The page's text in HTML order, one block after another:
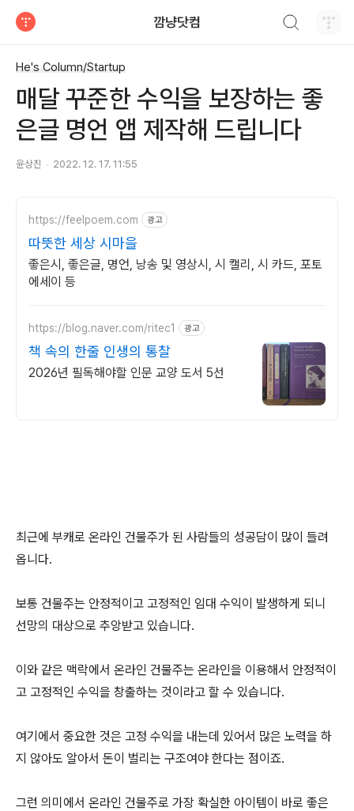
깜냥닷컴
He's Column/Startup
매달 꾸준한 수익을 보장하는 좋
은글 명언 앱 제작해 드립니다
윤상진 2022. 12. 17. 11:55
https://feelpoem.com 광고
따뜻한 세상 시마을
좋은시, 좋은글, 명언, 낭송 및 영상시, 시 캘리, 시 카드, 포토
에세이 등
https://blog.naver.com/ritec1 광고
책 속의 한줄 인생의 통찰
2026년 필독해야할 인문 교양 도서 5선
최근에 부캐로 온라인 건물주가 된 사람들의 성공담이 많이 들려
옵니다.
보통 건물주는 안정적이고 고정적인 임대 수익이 발생하게 되니
선망의 대상으로 추앙받고 있습니다.
이와 같은 맥락에서 온라인 건물주는 온라인을 이용해서 안정적이
고 고정적인 수익을 창출하는 것이라고 할 수 있습니다.
여기에서 중요한 것은 고정 수익을 내는데 있어서 많은 노력을 하
지 않아도 알아서 돈이 벌리는 구조여야 한다는 점이죠.
그런 의미에서 온라인 건물주로 가장 확실한 아이템이 바로 좋은